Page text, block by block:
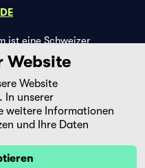
DE
ist eine Schweizer
ausgewählte Filme aus
östlichen Europa im
Edition sowie die
Website
Website
In unserer
weitere Informationen
und Ihre Daten